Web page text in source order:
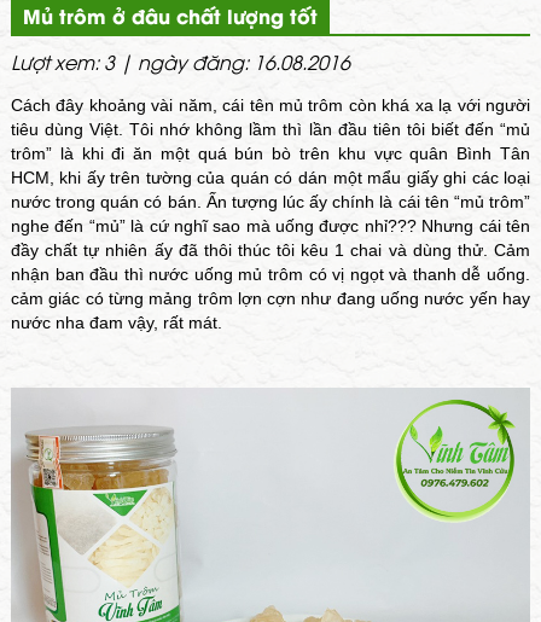
Mủ trôm ở đâu chất lượng tốt
Lượt xem: 3 | ngày đăng: 16.08.2016
Cách đây khoảng vài năm, cái tên mủ trôm còn khá xa lạ với người
tiêu dùng Việt. Tôi nhớ không lầm thì lần đầu tiên tôi biết đến “mủ
trôm” là khi đi ăn một quá bún bò trên khu vực quân Bình Tân
HCM, khi ấy trên tường của quán có dán một mẩu giấy ghi các loại
nước trong quán có bán. Ấn tượng lúc ấy chính là cái tên “mủ trôm”
nghe đến “mủ” là cứ nghĩ sao mà uống được nhỉ??? Nhưng cái tên
đầy chất tự nhiên ấy đã thôi thúc tôi kêu 1 chai và dùng thử. Cảm
nhận ban đầu thì nước uống mủ trôm có vị ngọt và thanh dễ uống.
cảm giác có từng mảng trôm lợn cợn như đang uống nước yến hay
nước nha đam vậy, rất mát.